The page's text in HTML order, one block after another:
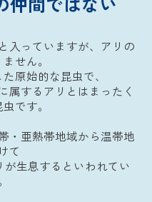
入っていますが、アリの
せん。
原始的な昆虫で、
属するアリとはまったく
です。
・亜熱帯地域から温帯地
て
が生息するといわれてい